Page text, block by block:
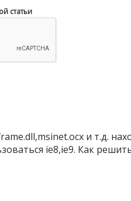
статьи
и т.д.
ie8,ie9. Как